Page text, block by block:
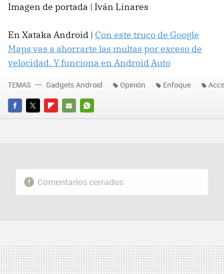
Imagen de portada | Iván Linares
En Xataka Android | Con este truco de Google
Maps vas a ahorrarte las multas por exceso de
velocidad. Y funciona en Android Auto
FACEBOOK
TWITTERFLIPBOARD
E-
WHATSAPP
TEMAS Gadgets Android Opinión Enfoque
Comentarios cerrados